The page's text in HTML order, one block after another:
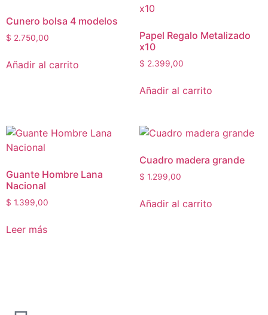
Cunero bolsa 4 modelos
$ 2.750,00
Añadir al carrito
Papel Regalo Metalizado
x10
$ 2.399,00
Añadir al carrito
Guante Hombre Lana
Nacional
$ 1.399,00
Leer más
Cuadro madera grande
$ 1.299,00
Añadir al carrito